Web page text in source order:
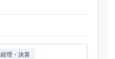
経理・決算